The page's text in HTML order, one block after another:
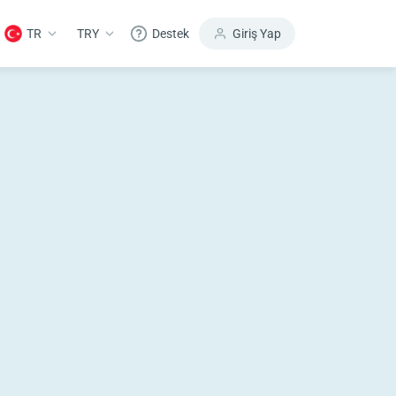
TR TRY Destek Giriş Yap